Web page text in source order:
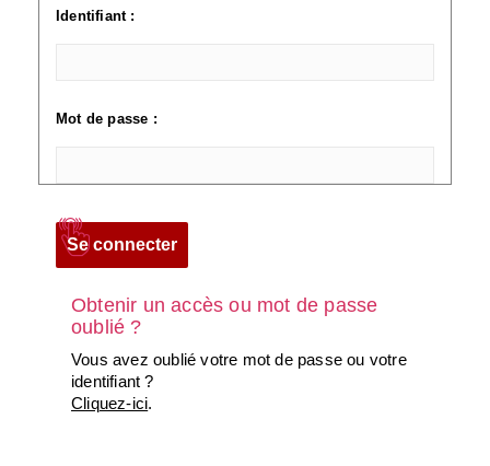
Identifiant :
Mot de passe :
Obtenir un accès ou mot de passe
oublié ?
Vous avez oublié votre mot de passe ou votre
identifiant ?
Cliquez-ici.